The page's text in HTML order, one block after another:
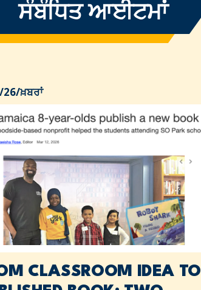
ਸੰਬੰਧਿਤ ਆਈਟਮਾਂ
26/ਖ਼ਬਰਾਂ
CLASSROOM IDEA TO